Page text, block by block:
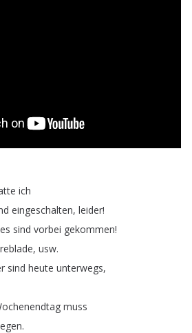
ich
eingeschalten, leider!
sind vorbei gekommen!
, usw.
sind heute unterwegs,
muss
.